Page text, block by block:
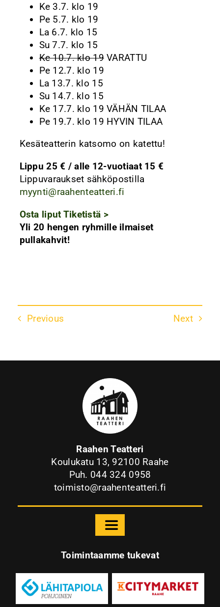
Ke 3.7. klo 19
Pe 5.7. klo 19
La 6.7. klo 15
Su 7.7. klo 15
Ke 10.7. klo 19VARATTU
Pe 12.7. klo 19
La 13.7. klo 15
Su 14.7. klo 15
Ke 17.7. klo 19 VÄHÄN TILAA
Pe 19.7. klo 19 HYVIN TILAA
Kesäteatterin katsomo on katettu!
Lippu 25 € / alle 12-vuotiaat 15 €
Lippuvaraukset sähköpostilla
myynti@raahenteatteri.fi
Osta liput Tiketistä >
Yli 20 hengen ryhmille ilmaiset
pullakahvit!
Previous Next
Raahen Teatteri
Koulukatu 13, 92100 Raahe
Puh. 044 324 0958
toimisto@raahenteatteri.fi
Toggle
Raahen Teatteri
Palvelut
Toimintaamme tukevat